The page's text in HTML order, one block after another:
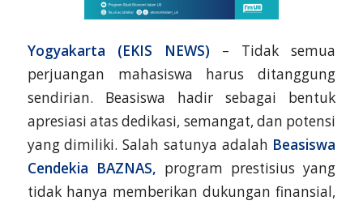
Yogyakarta (EKIS NEWS) – Tidak semua
perjuangan mahasiswa harus ditanggung
sendirian. Beasiswa hadir sebagai bentuk
apresiasi atas dedikasi, semangat, dan potensi
yang dimiliki. Salah satunya adalah Beasiswa
Cendekia BAZNAS, program prestisius yang
tidak hanya memberikan dukungan finansial,